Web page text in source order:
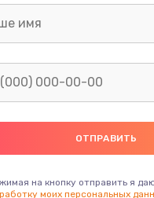
на кнопку отправить я
моих персональных